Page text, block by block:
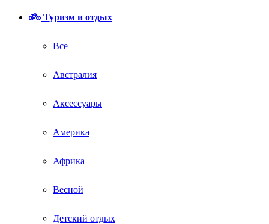
Туризм и отдых
Все
Австралия
Аксессуары
Америка
Африка
Весной
Детский отдых